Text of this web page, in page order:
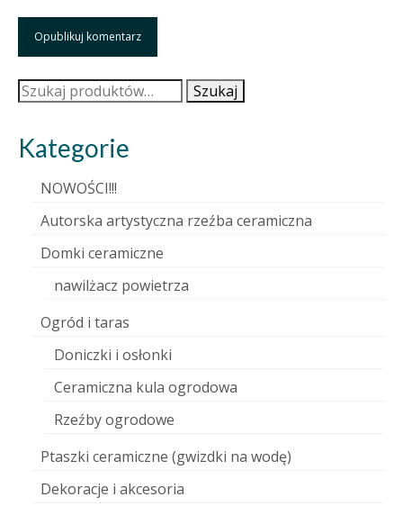
Szukaj: Szukaj
Kategorie
NOWOŚCI!!!
Autorska artystyczna rzeźba ceramiczna
Domki ceramiczne
nawilżacz powietrza
Ogród i taras
Doniczki i osłonki
Ceramiczna kula ogrodowa
Rzeźby ogrodowe
Ptaszki ceramiczne (gwizdki na wodę)
Dekoracje i akcesoria